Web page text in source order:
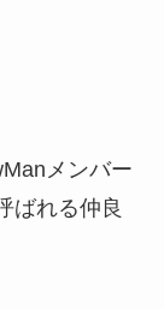
メンバー
ばれる仲良